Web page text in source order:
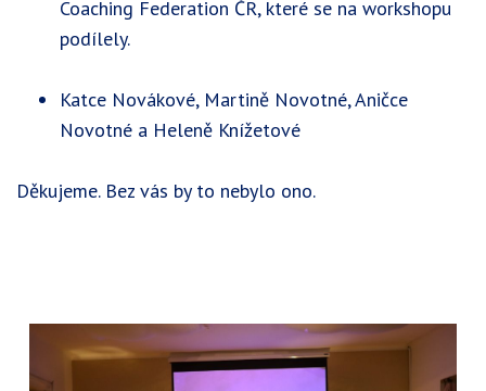
Coaching Federation ČR, které se na workshopu
podílely.
Katce Novákové, Martině Novotné, Aničce
Novotné a Heleně Knížetové
Děkujeme. Bez vás by to nebylo ono.